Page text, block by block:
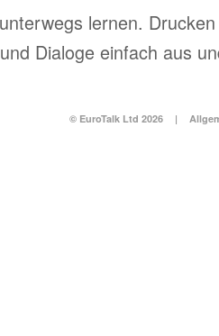
lernen.
Dialoge einfach aus
© EuroTalk Ltd 2026 |